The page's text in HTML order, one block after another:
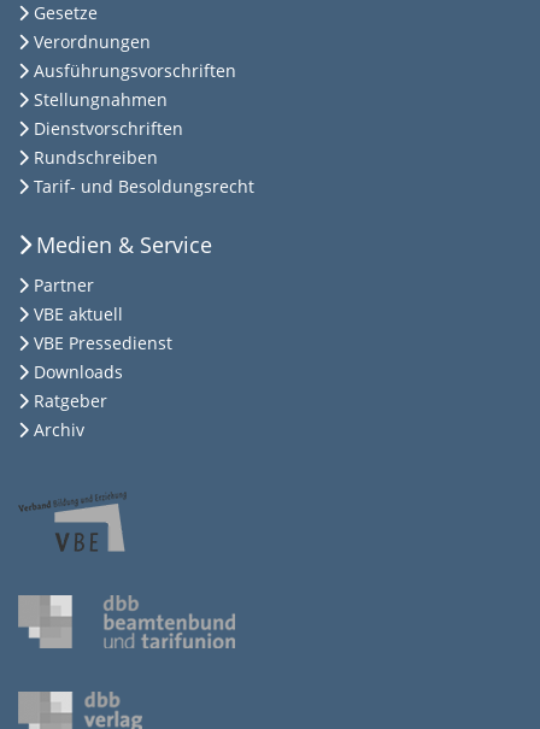
Gesetze
Verordnungen
Ausführungsvorschriften
Stellungnahmen
Dienstvorschriften
Rundschreiben
Tarif- und Besoldungsrecht
Medien & Service
Partner
VBE aktuell
VBE Pressedienst
Downloads
Ratgeber
Archiv